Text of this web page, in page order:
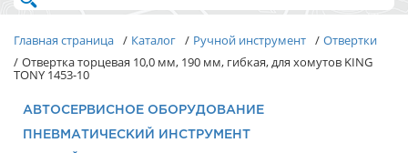
Главная страница / Каталог / Ручной инструмент / Отвертки
/ Отвертка торцевая 10,0 мм, 190 мм, гибкая, для хомутов KING
TONY 1453-10
АВТОСЕРВИСНОЕ ОБОРУДОВАНИЕ
ПНЕВМАТИЧЕСКИЙ ИНСТРУМЕНТ